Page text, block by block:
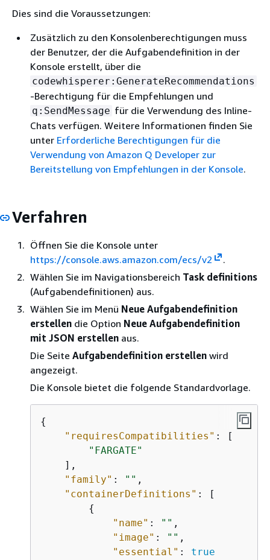
Dies sind die Voraussetzungen:
Zusätzlich zu den Konsolenberechtigungen muss
der Benutzer, der die Aufgabendefinition in der
Konsole erstellt, über die
codewhisperer:GenerateRecommendations
-Berechtigung für die Empfehlungen und
q:SendMessage für die Verwendung des Inline-
Chats verfügen. Weitere Informationen finden Sie
unter Erforderliche Berechtigungen für die
Verwendung von Amazon Q Developer zur
Bereitstellung von Empfehlungen in der Konsole.
Verfahren
Öffnen Sie die Konsole unter
https://console.aws.amazon.com/ecs/v2
.
Wählen Sie im Navigationsbereich Task definitions
(Aufgabendefinitionen) aus.
Wählen Sie im Menü Neue Aufgabendefinition
erstellen die Option Neue Aufgabendefinition
mit JSON erstellen aus.
Die Seite Aufgabendefinition erstellen wird
angezeigt.
Die Konsole bietet die folgende Standardvorlage.
{
"requiresCompatibilities" : [
"FARGATE"
    ],
"family" : "" ,
"containerDefinitions" : [
{
"name" : "" ,
"image" : "" ,
"essential" : true